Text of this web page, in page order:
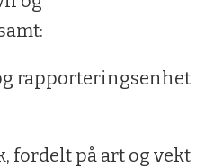
rapporteringsenhet
fordelt på art og vekt